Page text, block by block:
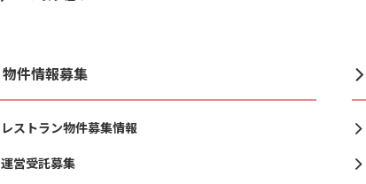
物件情報募集
レストラン物件募集情報
運営受託募集